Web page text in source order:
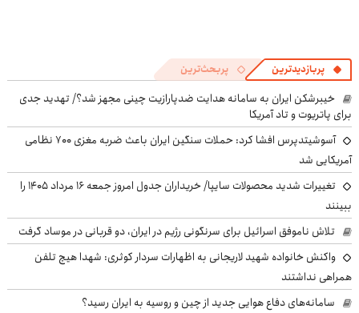
پربازدیدترین پربحث‌ترین
خیبرشکن ایران به سامانه هدایت ضدپارازیت چینی مجهز شد؟/ تهدید جدی
برای پاتریوت و تاد آمریکا
آسوشیتدپرس افشا کرد: حملات سنگین ایران باعث ضربه مغزی ۷۰۰ نظامی
آمریکایی شد
تغییرات شدید محصولات سایپا/ خریداران جدول امروز جمعه ۱۶ مرداد ۱۴۰۵ را
ببینند
تلاش ناموفق اسرائیل برای سرنگونی رژیم در ایران، دو قربانی در موساد گرفت
واکنش خانواده شهید لاریجانی به اظهارات سردار کوثری: شهدا هیچ تلفن
همراهی نداشتند
سامانه‌های دفاع هوایی جدید از چین و روسیه به ایران رسید؟